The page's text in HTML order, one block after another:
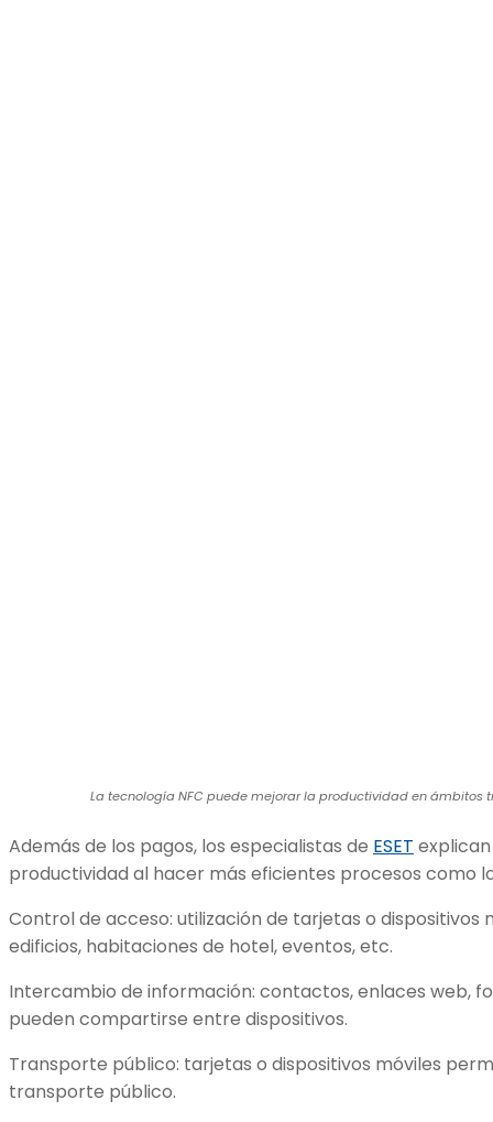
La tecnología NFC puede mejorar la productividad en ámbitos
Además de los pagos, los especialistas de ESET
productividad al hacer más eficientes procesos como
Control de acceso: utilización de tarjetas o dispositivos
edificios, habitaciones de hotel, eventos, etc.
Intercambio de información: contactos, enlaces web,
pueden compartirse entre dispositivos.
Transporte público: tarjetas o dispositivos móviles
transporte público.